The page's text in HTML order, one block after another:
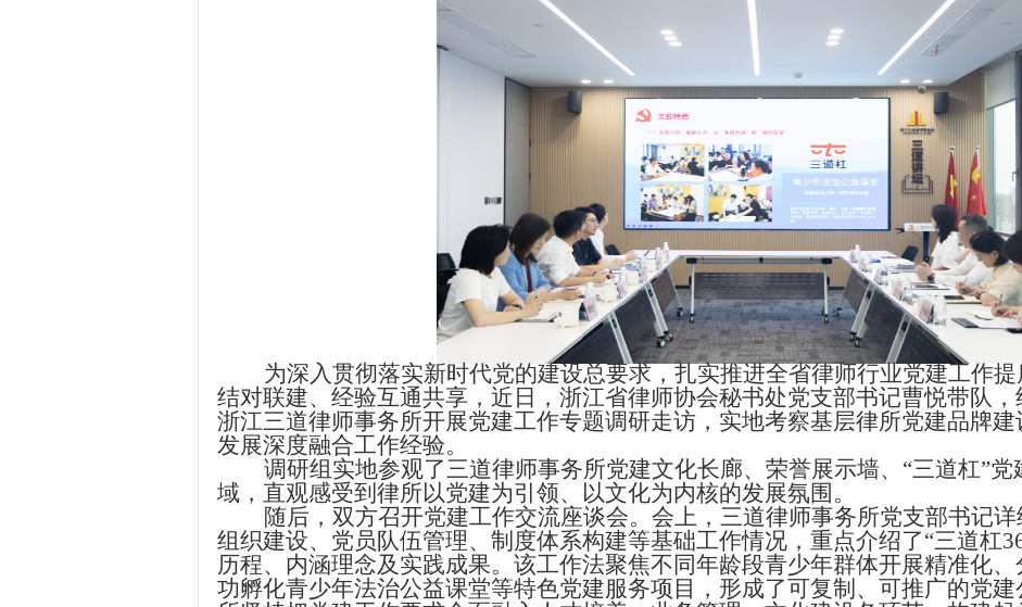
为深入贯彻落实新时代党的建设总要求，扎实推进全省律师行业党建工作
结对联建、经验互通共享，近日，浙江省律师协会秘书处党支部书记曹悦带队
浙江三道律师事务所开展党建工作专题调研走访，实地考察基层律所党建品牌
发展深度融合工作经验。
调研组实地参观了三道律师事务所党建文化长廊、荣誉展示墙、 “三道杠”
域，直观感受到律所以党建为引领、以文化为内核的发展氛围。
随后，双方召开党建工作交流座谈会。会上，三道律师事务所党支部书记
组织建设、党员队伍管理、制度体系构建等基础工作情况，重点介绍了“三道杠
历程、内涵理念及实践成果。该工作法聚焦不同年龄段青少年群体开展精准化
功孵化青少年法治公益课堂等特色党建服务项目，形成了可复制、可推广的党